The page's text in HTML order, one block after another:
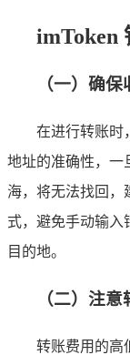
imToken
（一）确
在进行转账时
地址的准确性，一
海，将无法找回，
式，避免手动输入
目的地。
（二）注意
转账费用的高